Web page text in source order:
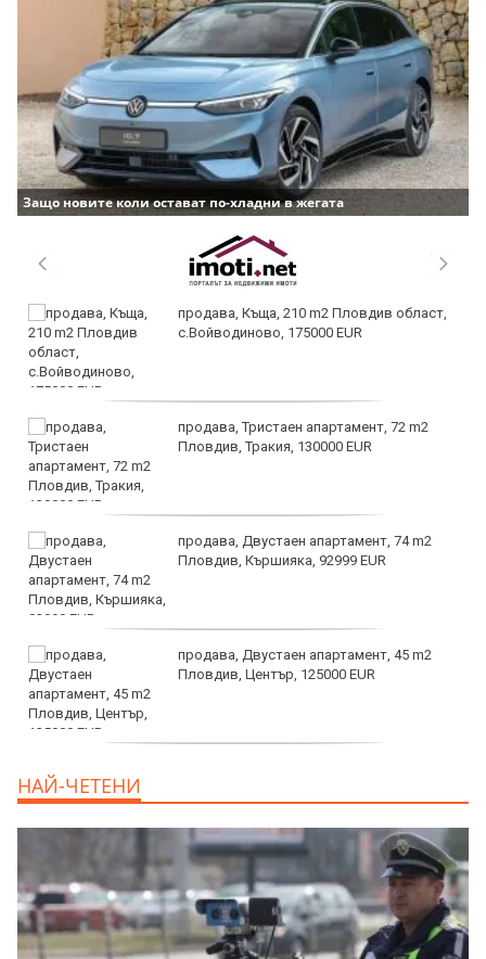
Защо новите коли остават по-хладни в жегата
продава, Къща, 210 m2 Пловдив област,
с.Войводиново, 175000 EUR
продава, Тристаен апартамент, 72 m2
Пловдив, Тракия, 130000 EUR
продава, Двустаен апартамент, 74 m2
Пловдив, Кършияка, 92999 EUR
продава, Двустаен апартамент, 45 m2
Пловдив, Център, 125000 EUR
НАЙ-ЧЕТЕНИ